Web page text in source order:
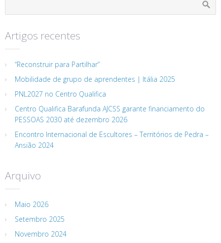
Artigos recentes
“Reconstruir para Partilhar”
Mobilidade de grupo de aprendentes | Itália 2025
PNL2027 no Centro Qualifica
Centro Qualifica Barafunda AJCSS garante financiamento do
PESSOAS 2030 até dezembro 2026
Encontro Internacional de Escultores – Territórios de Pedra –
Ansião 2024
Arquivo
Maio 2026
Setembro 2025
Novembro 2024